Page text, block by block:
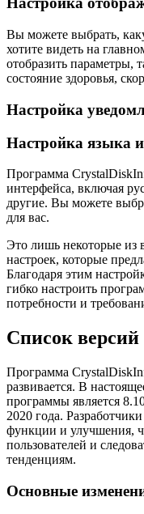
Вы можете выбрать,
хотите видеть на
отобразить параметры,
состояние здоровья,
Настройка
Настройка языка
Программа
интерфейса, включая
другие. Вы можете
для вас.
Это лишь некоторые из
настроек, которые
Благодаря этим
гибко настроить
потребности и
Список версий
Программа
развивается. В
программы является
2020 года.
функции и улучшения,
пользователей и
тенденциям.
Основные